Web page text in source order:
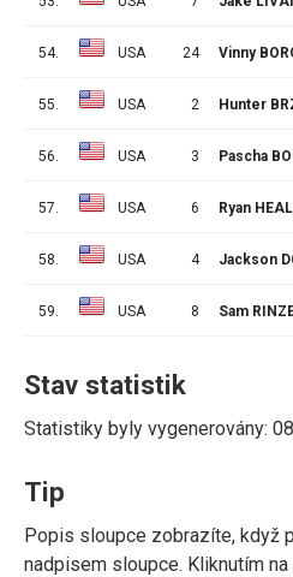
54. USA 24 Vinny
55. USA 2 Hunter
56. USA 3 Pascha
57. USA 6 Ryan
58. USA 4 Jackson
59. USA 8 Sam
Stav statistik
Statistiky byly vygenerovány:
Tip
Popis sloupce zobrazíte, když
nadpisem sloupce. Kliknutím